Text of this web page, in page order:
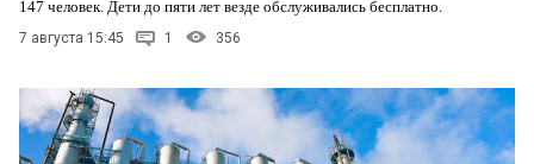
147 человек. Дети до пяти лет везде обслуживались бесплатно.
7 августа 15:45 1 356